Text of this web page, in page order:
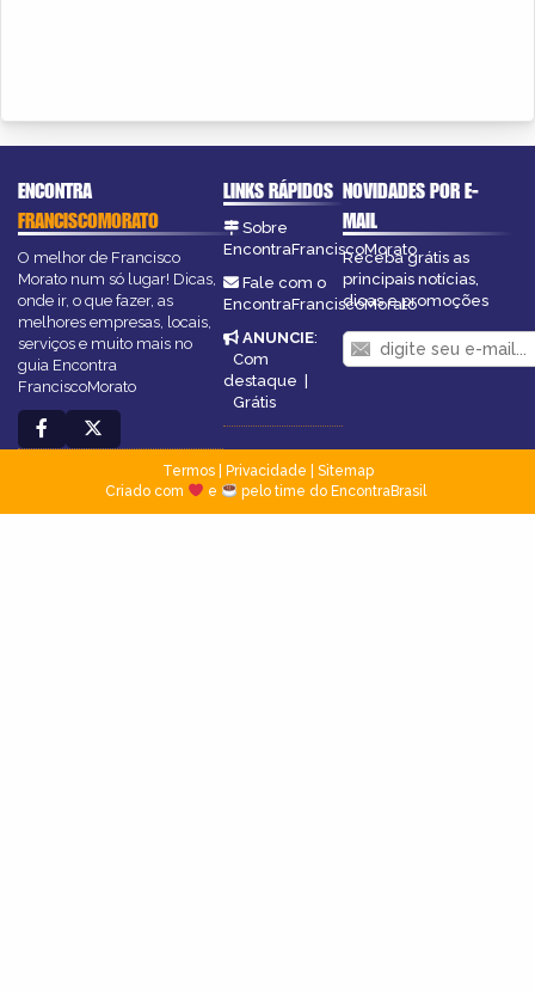
ENCONTRA
FRANCISCOMORATO
O melhor de Francisco
Morato num só lugar! Dicas,
onde ir, o que fazer, as
melhores empresas, locais,
serviços e muito mais no
guia Encontra
FranciscoMorato
LINKS RÁPIDOS
Sobre
EncontraFranciscoMorato
Fale com o
EncontraFranciscoMorato
ANUNCIE:
Com
destaque |
Grátis
NOVIDADES POR E-
MAIL
Receba grátis as
principais notícias,
dicas e promoções
Termos| Privacidade
Sitemap
Criado com
e pelo time do EncontraBrasil